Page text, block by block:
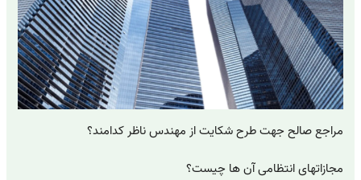
مراجع صالح جهت طرح شکایت از مهندس ناظر کدامند؟
مجازاتهای انتظامی آن ها چیست؟